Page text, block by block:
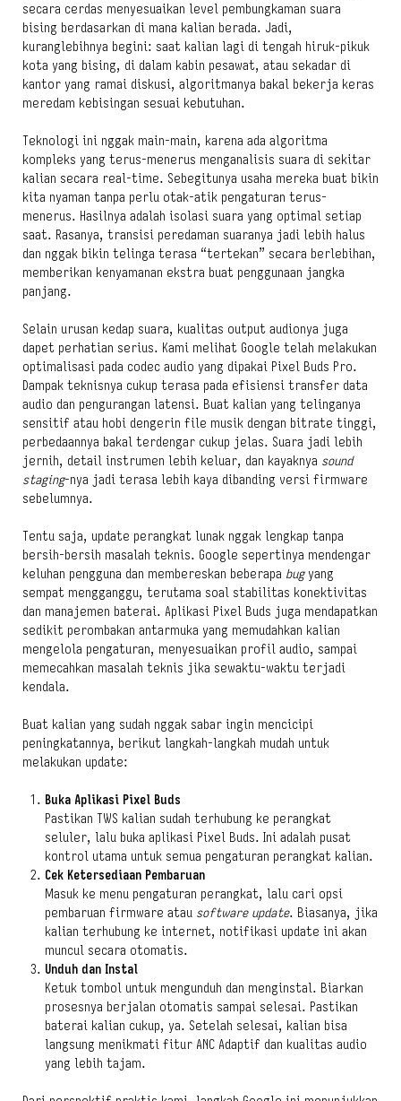
secara cerdas menyesuaikan level pembungkaman suara
bising berdasarkan di mana kalian berada. Jadi,
kuranglebihnya begini: saat kalian lagi di tengah hiruk-pikuk
kota yang bising, di dalam kabin pesawat, atau sekadar di
kantor yang ramai diskusi, algoritmanya bakal bekerja keras
meredam kebisingan sesuai kebutuhan.
Teknologi ini nggak main-main, karena ada algoritma
kompleks yang terus-menerus menganalisis suara di sekitar
kalian secara real-time. Sebegitunya usaha mereka buat bikin
kita nyaman tanpa perlu otak-atik pengaturan terus-
menerus. Hasilnya adalah isolasi suara yang optimal setiap
saat. Rasanya, transisi peredaman suaranya jadi lebih halus
dan nggak bikin telinga terasa “tertekan” secara berlebihan,
memberikan kenyamanan ekstra buat penggunaan jangka
panjang.
Selain urusan kedap suara, kualitas output audionya juga
dapet perhatian serius. Kami melihat Google telah melakukan
optimalisasi pada codec audio yang dipakai Pixel Buds Pro.
Dampak teknisnya cukup terasa pada efisiensi transfer data
audio dan pengurangan latensi. Buat kalian yang telinganya
sensitif atau hobi dengerin file musik dengan bitrate tinggi,
perbedaannya bakal terdengar cukup jelas. Suara jadi lebih
jernih, detail instrumen lebih keluar, dan kayaknya sound
staging-nya jadi terasa lebih kaya dibanding versi firmware
sebelumnya.
Tentu saja, update perangkat lunak nggak lengkap tanpa
bersih-bersih masalah teknis. Google sepertinya mendengar
keluhan pengguna dan membereskan beberapa bugyang
sempat mengganggu, terutama soal stabilitas konektivitas
dan manajemen baterai. Aplikasi Pixel Buds juga mendapatkan
sedikit perombakan antarmuka yang memudahkan kalian
mengelola pengaturan, menyesuaikan profil audio, sampai
memecahkan masalah teknis jika sewaktu-waktu terjadi
kendala.
Buat kalian yang sudah nggak sabar ingin mencicipi
peningkatannya, berikut langkah-langkah mudah untuk
melakukan update:
Buka Aplikasi Pixel Buds
Pastikan TWS kalian sudah terhubung ke perangkat
seluler, lalu buka aplikasi Pixel Buds. Ini adalah pusat
kontrol utama untuk semua pengaturan perangkat kalian.
Cek Ketersediaan Pembaruan
Masuk ke menu pengaturan perangkat, lalu cari opsi
pembaruan firmware atau software update. Biasanya, jika
kalian terhubung ke internet, notifikasi update ini akan
muncul secara otomatis.
Unduh dan Instal
Ketuk tombol untuk mengunduh dan menginstal. Biarkan
prosesnya berjalan otomatis sampai selesai. Pastikan
baterai kalian cukup, ya. Setelah selesai, kalian bisa
langsung menikmati fitur ANC Adaptif dan kualitas audio
yang lebih tajam.